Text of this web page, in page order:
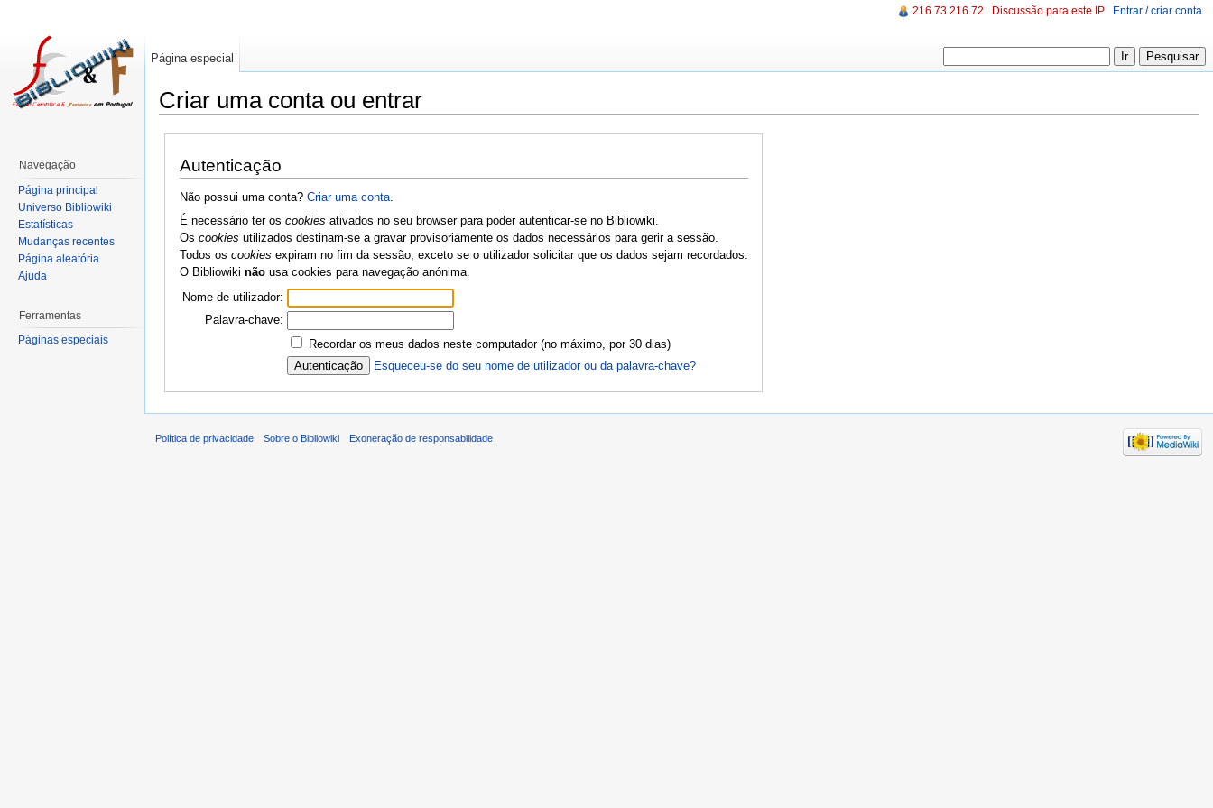
Criar uma conta ou entrar
Autenticação
Não possui uma conta? Criar uma conta.
É necessário ter os cookies ativados no seu browser para poder autenticar-se no Bibliowiki.
Os cookies utilizados destinam-se a gravar provisoriamente os dados necessários para gerir a sessão.
Todos os cookies expiram no fim da sessão, exceto se o utilizador solicitar que os dados sejam recordados.
O Bibliowiki nãousa cookies para navegação anónima.
Nome de utilizador:
Palavra-chave:
Recordar os meus dados neste computador (no máximo, por 30 dias)
Esqueceu-se do seu nome de utilizador ou da palavra-chave?
216.73.216.72 Discussão para este IP Entrar / criar conta
Página especial
Navegação
Página principal
Universo Bibliowiki
Estatísticas
Mudanças recentes
Página aleatória
Ajuda
Ferramentas
Páginas especiais
Política de privacidade Sobre o Bibliowiki Exoneração de responsabilidade